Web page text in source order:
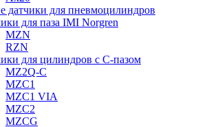
датчики для пневмоцилиндров
для паза IMI Norgren
MZN
RZN
для цилиндров с С-пазом
MZ2Q-C
MZC1
MZC1 VIA
MZC2
MZCG